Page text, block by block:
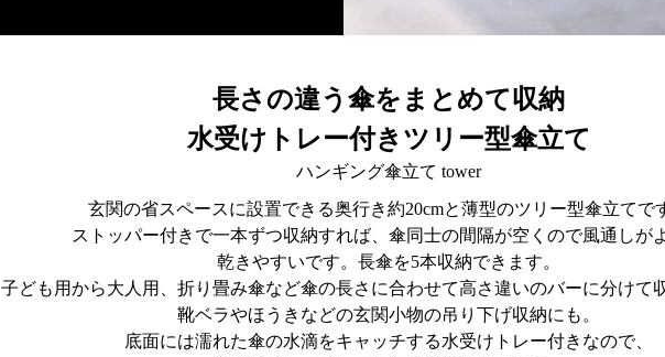
長さの違う傘をまとめて収納
水受けトレー付きツリー型傘立て
ハンギング傘立て tower
玄関の省スペースに設置できる奥行き約20cmと薄型のツリー型傘立てで
ストッパー付きで一本ずつ収納すれば、傘同士の間隔が空くので風通しが
乾きやすいです。長傘を5本収納できます。
子ども用から大人用、折り畳み傘など傘の長さに合わせて高さ違いのバーに分けて
靴ベラやほうきなどの玄関小物の吊り下げ収納にも。
底面には濡れた傘の水滴をキャッチする水受けトレー付きなので、